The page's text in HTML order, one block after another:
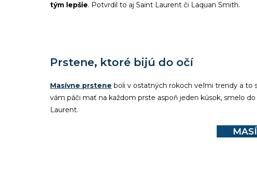
tým lepšie. Potvrdil to aj Saint Laurent či Laquan Smith.
Prstene, ktoré bijú do očí
Masívne prstene boli v ostatných rokoch veľmi trendy a to
vám páči mať na každom prste aspoň jeden kúsok, smelo
Laurent.